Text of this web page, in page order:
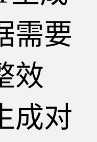
需要
效
成对